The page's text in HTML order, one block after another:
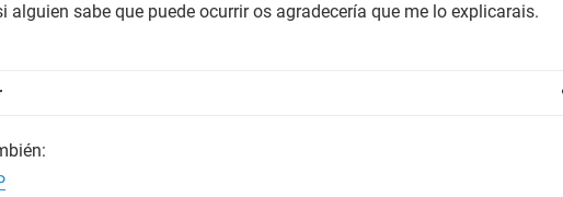
alguien sabe que puede ocurrir os agradecería que me lo explicarais.